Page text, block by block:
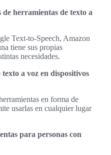
de herramientas de texto a
Text-to-Speech, Amazon
tiene sus propias
necesidades.
a voz en dispositivos
en forma de
usarlas en cualquier lugar
para personas con